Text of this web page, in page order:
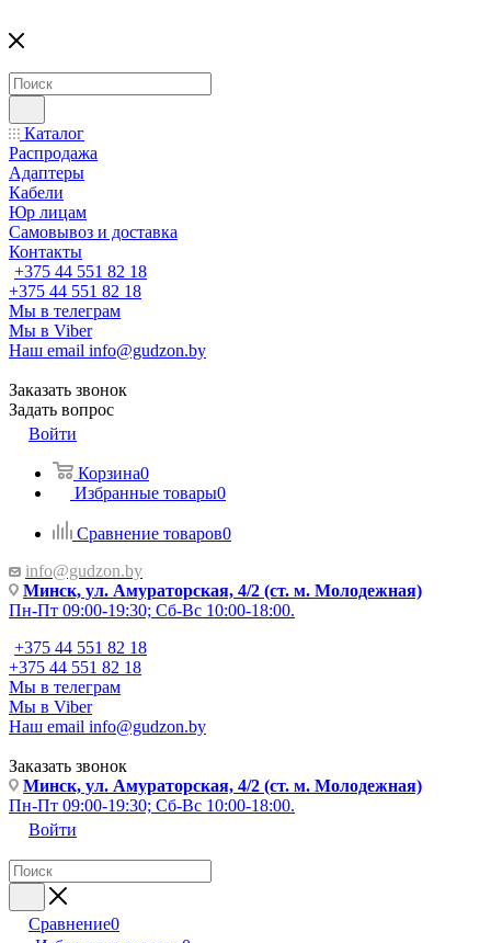
Каталог
Распродажа
Адаптеры
Кабели
Юр лицам
Самовывоз и доставка
Контакты
+375 44 551 82 18
+375 44 551 82 18
Мы в телеграм
Мы в Viber
Наш email info@gudzon.by
Заказать звонок
Задать вопрос
Войти
Корзина0
Избранные товары0
Сравнение товаров0
info@gudzon.by
Минск, ул. Амураторская, 4/2 (ст. м. Молодежная)
Пн-Пт 09:00-19:30; Сб-Вс 10:00-18:00.
+375 44 551 82 18
+375 44 551 82 18
Мы в телеграм
Мы в Viber
Наш email info@gudzon.by
Заказать звонок
Минск, ул. Амураторская, 4/2 (ст. м. Молодежная)
Пн-Пт 09:00-19:30; Сб-Вс 10:00-18:00.
Войти
Сравнение0